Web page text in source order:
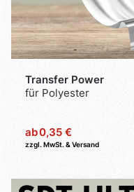
Transfer Power
für Polyester
ab0,35 €
zzgl. MwSt. & Versand